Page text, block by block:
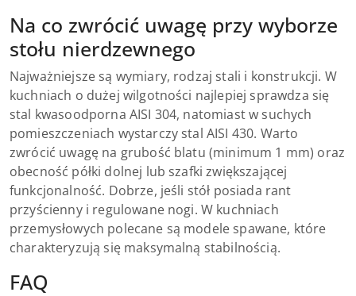
Na co zwrócić uwagę przy wyborze
stołu nierdzewnego
Najważniejsze są wymiary, rodzaj stali i konstrukcji. W
kuchniach o dużej wilgotności najlepiej sprawdza się
stal kwasoodporna AISI 304, natomiast w suchych
pomieszczeniach wystarczy stal AISI 430. Warto
zwrócić uwagę na grubość blatu (minimum 1 mm) oraz
obecność półki dolnej lub szafki zwiększającej
funkcjonalność. Dobrze, jeśli stół posiada rant
przyścienny i regulowane nogi. W kuchniach
przemysłowych polecane są modele spawane, które
charakteryzują się maksymalną stabilnością.
FAQ